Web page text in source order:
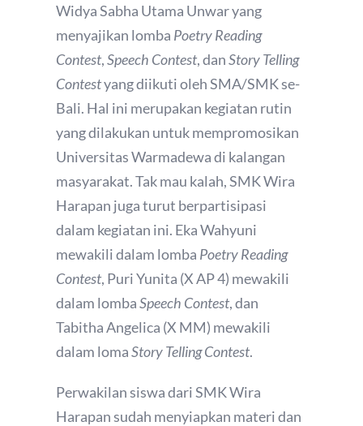
Widya Sabha Utama Unwar yang
menyajikan lomba Poetry Reading
Contest,Speech Contest, danStory Telling
Contestyang diikuti oleh SMA/SMK se-
Bali. Hal ini merupakan kegiatan rutin
yang dilakukan untuk mempromosikan
Universitas Warmadewa di kalangan
masyarakat. Tak mau kalah, SMK Wira
Harapan juga turut berpartisipasi
dalam kegiatan ini. Eka Wahyuni
mewakili dalam lomba Poetry Reading
Contest, Puri Yunita (X AP 4) mewakili
dalam lombaSpeech Contest, dan
Tabitha Angelica (X MM) mewakili
dalam lomaStory Telling Contest.
Perwakilan siswa dari SMK Wira
Harapan sudah menyiapkan materi dan